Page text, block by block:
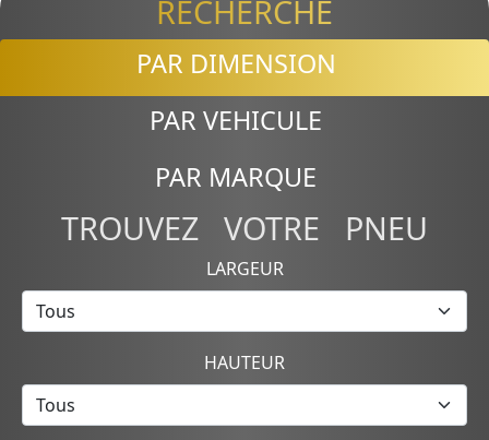
RECHERCHE
PAR DIMENSION
PAR VEHICULE
PAR MARQUE
TROUVEZ VOTRE PNEU
LARGEUR
HAUTEUR